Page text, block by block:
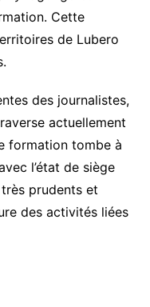
Cette
de Lubero
des journalistes,
actuellement
formation tombe à
l’état de siège
prudents et
des activités liées